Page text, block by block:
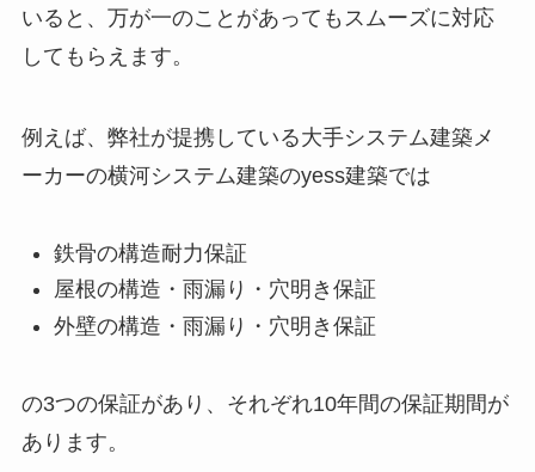
いると、万が一のことがあってもスムーズに対応
してもらえます。
例えば、弊社が提携している大手システム建築メ
ーカーの横河システム建築のyess建築では
鉄骨の構造耐力保証
屋根の構造・雨漏り・穴明き保証
外壁の構造・雨漏り・穴明き保証
の3つの保証があり、それぞれ10年間の保証期間が
あります。